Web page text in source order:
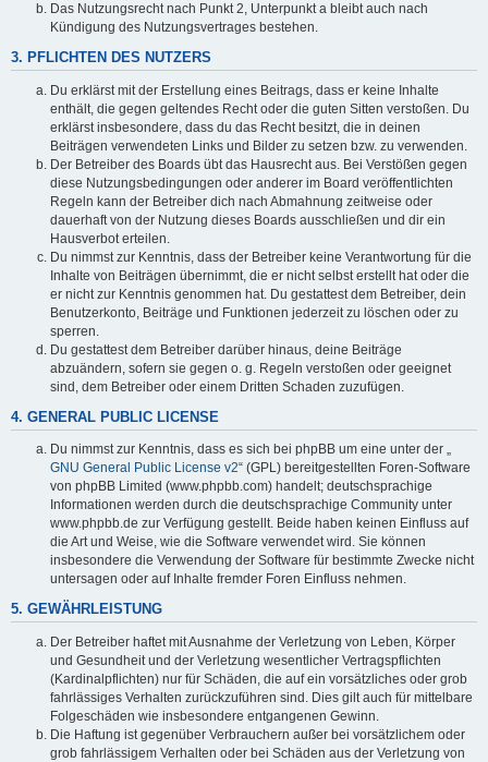
Das Nutzungsrecht nach Punkt 2, Unterpunkt a bleibt auch nach
Kündigung des Nutzungsvertrages bestehen.
3. PFLICHTEN DES NUTZERS
Du erklärst mit der Erstellung eines Beitrags, dass er keine Inhalte
enthält, die gegen geltendes Recht oder die guten Sitten verstoßen. Du
erklärst insbesondere, dass du das Recht besitzt, die in deinen
Beiträgen verwendeten Links und Bilder zu setzen bzw. zu verwenden.
Der Betreiber des Boards übt das Hausrecht aus. Bei Verstößen gegen
diese Nutzungsbedingungen oder anderer im Board veröffentlichten
Regeln kann der Betreiber dich nach Abmahnung zeitweise oder
dauerhaft von der Nutzung dieses Boards ausschließen und dir ein
Hausverbot erteilen.
Du nimmst zur Kenntnis, dass der Betreiber keine Verantwortung für die
Inhalte von Beiträgen übernimmt, die er nicht selbst erstellt hat oder die
er nicht zur Kenntnis genommen hat. Du gestattest dem Betreiber, dein
Benutzerkonto, Beiträge und Funktionen jederzeit zu löschen oder zu
sperren.
Du gestattest dem Betreiber darüber hinaus, deine Beiträge
abzuändern, sofern sie gegen o. g. Regeln verstoßen oder geeignet
sind, dem Betreiber oder einem Dritten Schaden zuzufügen.
4. GENERAL PUBLIC LICENSE
Du nimmst zur Kenntnis, dass es sich bei phpBB um eine unter der „
GNU General Public License v2“ (GPL) bereitgestellten Foren-Software
von phpBB Limited (www.phpbb.com) handelt; deutschsprachige
Informationen werden durch die deutschsprachige Community unter
www.phpbb.de zur Verfügung gestellt. Beide haben keinen Einfluss auf
die Art und Weise, wie die Software verwendet wird. Sie können
insbesondere die Verwendung der Software für bestimmte Zwecke nicht
untersagen oder auf Inhalte fremder Foren Einfluss nehmen.
5. GEWÄHRLEISTUNG
Der Betreiber haftet mit Ausnahme der Verletzung von Leben, Körper
und Gesundheit und der Verletzung wesentlicher Vertragspflichten
(Kardinalpflichten) nur für Schäden, die auf ein vorsätzliches oder grob
fahrlässiges Verhalten zurückzuführen sind. Dies gilt auch für mittelbare
Folgeschäden wie insbesondere entgangenen Gewinn.
Die Haftung ist gegenüber Verbrauchern außer bei vorsätzlichem oder
grob fahrlässigem Verhalten oder bei Schäden aus der Verletzung von